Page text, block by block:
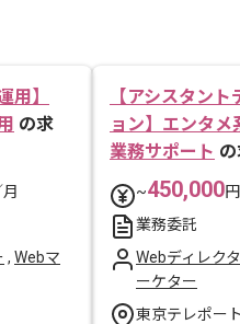
用】
の求
, Webマ
【アシスタント
ョン】エンタメ
業務サポート
~450,000
業務委託
Webディレク
ーケター
東京テレポー